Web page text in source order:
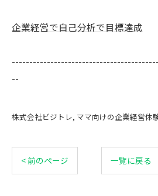
企業経営で自己分析で目標達成
--
株式会社ビジトレ ママ向けの企業経営体
< 前のページ 一覧に戻る